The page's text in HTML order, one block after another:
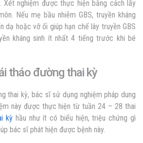
Xét nghiệm được thực hiện bằng cách lấy
Nếu mẹ bầu nhiễm GBS, truyền kháng
dạ hoặc vỡ ối giúp hạn chế lây truyền GBS
kháng sinh ít nhất 4 tiếng trước khi bé
tháo đường thai kỳ
thai kỳ, bác sĩ sử dụng nghiệm pháp dung
này được thực hiện từ tuần 24 – 28 thai
kỳhầu như ít có biểu hiện, triệu chứng gì
bác sĩ phát hiện được bệnh này.